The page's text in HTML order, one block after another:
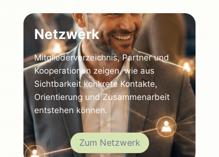
Netzwerk
Mitgliederverzeichnis, Partner und
Kooperationen zeigen, wie aus
Sichtbarkeit konkrete Kontakte,
Orientierung und Zusammenarbeit
entstehen können.
Zum Netzwerk